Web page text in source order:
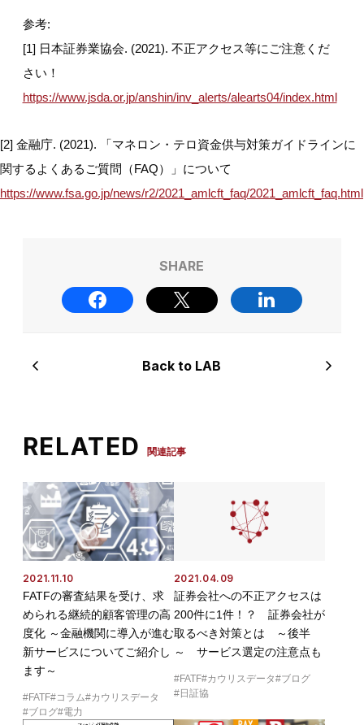
参考:
[1] 日本証券業協会. (2021). 不正アクセス等にご注意くだ
さい！
https://www.jsda.or.jp/anshin/inv_alerts/alearts04/index.html
[2] 金融庁. (2021). 「マネロン・テロ資金供与対策ガイドラインに
関するよくあるご質問（FAQ）」について
https://www.fsa.go.jp/news/r2/2021_amlcft_faq/2021_amlcft_faq.html
SHARE
Back to LAB
RELATED 関連記事
2021.11.10
FATFの審査結果を受け、求
められる継続的顧客管理の高
度化 ～金融機関に導入が進む
新サービスについてご紹介し
ます～
FATF コラム カウリスデータ
ブログ 電力
2021.04.09
証券会社への不正アクセスは
200件に1件！？ 証券会社が
取るべき対策とは ～後半
～ サービス選定の注意点も
FATF カウリスデータ
ブログ
日証協